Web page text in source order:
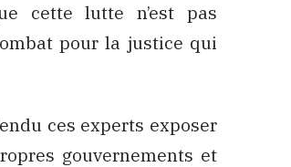
cette lutte n’est pas
pour la justice qui
ces experts exposer
gouvernements et